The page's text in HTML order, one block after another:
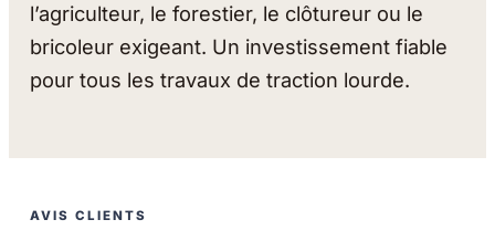
l’agriculteur, le forestier, le clôtureur ou le
bricoleur exigeant. Un investissement fiable
pour tous les travaux de traction lourde.
AVIS CLIENTS